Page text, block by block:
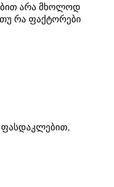
არა მხოლოდ
რა ფაქტორები
ფასდაკლებით,